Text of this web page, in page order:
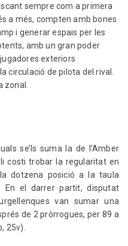
sempre com a primera
a més, compten amb bones
i generar espais per les
amb un gran poder
exteriors
circulació de pilota del rival.
zonal.
se’ls suma la de l’Amber
costi trobar la regularitat en
dotzena posició a la taula
En el darrer partit, disputat
van sumar una
de 2 pròrrogues, per 89 a
25v).